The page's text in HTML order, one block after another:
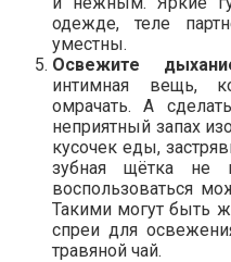
одежде, теле
уместны.
Освежите
интимная вещь,
омрачать. А
неприятный запах
кусочек еды,
зубная щётка не
воспользоваться
Такими могут быть
спреи для
травяной чай.